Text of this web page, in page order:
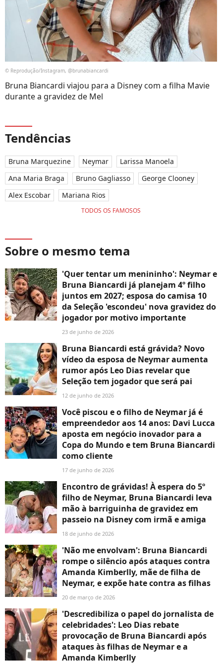
© Reprodução/Instagram, @brunabiancardi
Bruna Biancardi viajou para a Disney com a filha Mavie
durante a gravidez de Mel
Tendências
Bruna Marquezine Neymar
Larissa Manoela
Ana Maria Braga
Bruno Gagliasso
George Clooney
Alex Escobar
Mariana Rios
TODOS OS FAMOSOS
Sobre o mesmo tema
'Quer tentar um menininho': Neymar e
Bruna Biancardi já planejam 4º filho
juntos em 2027; esposa do camisa 10
da Seleção 'escondeu' nova gravidez do
jogador por motivo importante
23 de junho de 2026
Bruna Biancardi está grávida? Novo
vídeo da esposa de Neymar aumenta
rumor após Leo Dias revelar que
Seleção tem jogador que será pai
12 de junho de 2026
Você piscou e o filho de Neymar já é
empreendedor aos 14 anos: Davi Lucca
aposta em negócio inovador para a
Copa do Mundo e tem Bruna Biancardi
como cliente
17 de junho de 2026
Encontro de grávidas! À espera do 5º
filho de Neymar, Bruna Biancardi leva
mão à barriguinha de gravidez em
passeio na Disney com irmã e amiga
18 de junho de 2026
'Não me envolvam': Bruna Biancardi
rompe o silêncio após ataques contra
Amanda Kimberlly, mãe de filha de
Neymar, e expõe hate contra as filhas
20 de março de 2026
'Descredibiliza o papel do jornalista de
celebridades': Leo Dias rebate
provocação de Bruna Biancardi após
ataques às filhas de Neymar e a
Amanda Kimberlly